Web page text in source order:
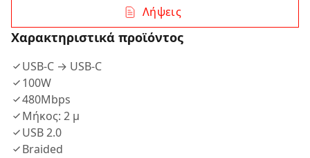
Λήψεις
Χαρακτηριστικά προϊόντος
USB-C → USB-C
100W
480Mbps
Μήκος: 2 μ
USB 2.0
Braided